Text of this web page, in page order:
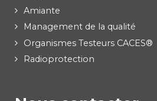
Amiante
Management de la qualité
Organismes Testeurs CACES®
Radioprotection